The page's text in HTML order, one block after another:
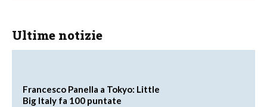
Ultime notizie
Francesco Panella a Tokyo: Little
Big Italy fa 100 puntate